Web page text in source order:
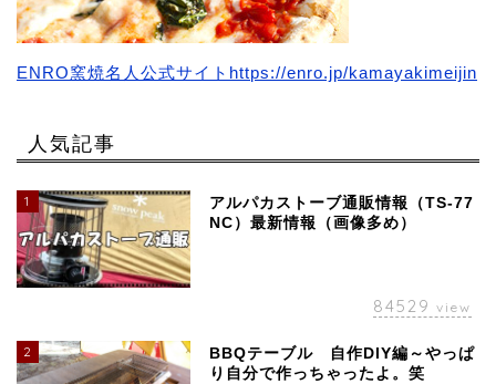
ENRO窯焼名人公式サイトhttps://enro.jp/kamayakimeijin
人気記事
1
アルパカストーブ通販情報（TS-77
NC）最新情報（画像多め）
84529 view
2
BBQテーブル 自作DIY編～やっぱ
り自分で作っちゃったよ。笑